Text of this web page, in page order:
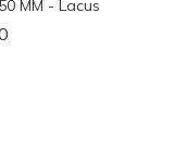
MM - Lacus